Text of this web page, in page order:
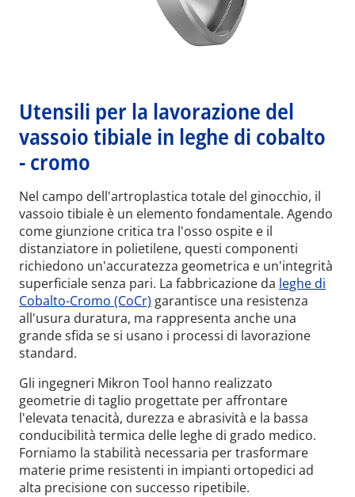
Utensili per la lavorazione del
vassoio tibiale in leghe di cobalto
- cromo
Nel campo dell'artroplastica totale del ginocchio, il
vassoio tibiale è un elemento fondamentale. Agendo
come giunzione critica tra l'osso ospite e il
distanziatore in polietilene, questi componenti
richiedono un'accuratezza geometrica e un'integrità
superficiale senza pari. La fabbricazione da leghe di
Cobalto-Cromo (CoCr) garantisce una resistenza
all'usura duratura, ma rappresenta anche una
grande sfida se si usano i processi di lavorazione
standard.
Gli ingegneri Mikron Tool hanno realizzato
geometrie di taglio progettate per affrontare
l'elevata tenacità, durezza e abrasività e la bassa
conducibilità termica delle leghe di grado medico.
Forniamo la stabilità necessaria per trasformare
materie prime resistenti in impianti ortopedici ad
alta precisione con successo ripetibile.